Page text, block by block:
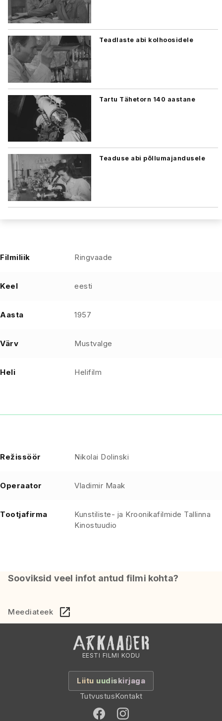
Teadlaste abi kolhoosidele
Tartu Tähetorn 140 aastane
Teaduse abi põllumajandusele
Filmiliik Ringvaade
Keel eesti
Aasta 1957
Värv Mustvalge
Heli Helifilm
Režissöör Nikolai Dolinski
Operaator Vladimir Maak
Tootjafirma
Kunstiliste- ja Kroonikafilmide Tallinna
Kinostuudio
Sooviksid veel infot antud filmi kohta?
Meediateek
EESTI FILMI KODU
Liitu uudiskirjaga
TutvustusKontakt